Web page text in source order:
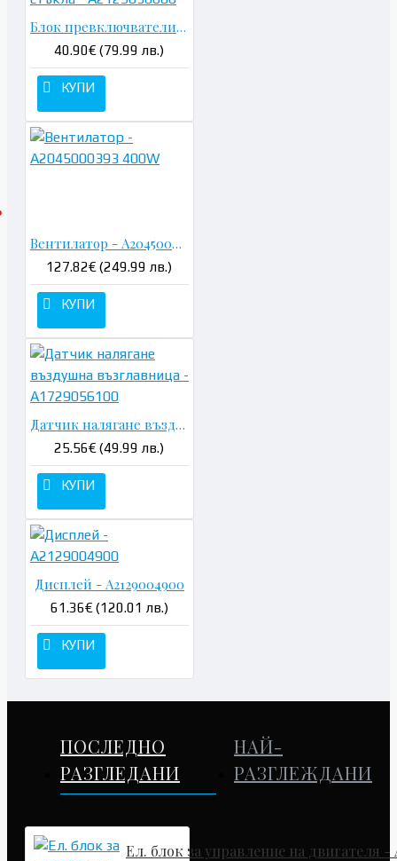
Блок превключватели ел. стъкла - A2129056000
40.90€ (79.99 лв.)
КУПИ
Вентилатор - A2045000393 400W
127.82€ (249.99 лв.)
КУПИ
Датчик налягане въздушна възглавница - A1729056100
25.56€ (49.99 лв.)
КУПИ
Дисплей - A2129004900
61.36€ (120.01 лв.)
КУПИ
ПОСЛЕДНО
РАЗГЛЕДАНИ
НАЙ-
РАЗГЛЕЖДАНИ
Ел. блок за управление на двигателя -